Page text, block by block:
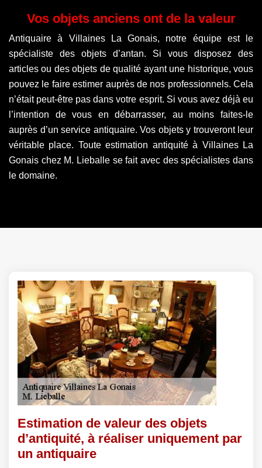
Vos objets anciens ont de la valeur
Antiquaire à Villaines La Gonais, notre équipe est le
spécialiste des objets d’antan. Si vous disposez des
articles ou des objets de qualité ayant une historique, vous
pouvez le faire estimer auprès de nos professionnels. Cela
n’était peut-être pas dans votre esprit. Si vous avez déjà eu
l’intention de vous en débarrasser, au moins faites-le
auprès d’un service antiquaire. Vos objets y trouveront leur
véritable place. Toute estimation antiquité à Villaines La
Gonais chez M. Lieballe se fait avec des spécialistes dans
le domaine.
Estimation de valeur des objets
d’antiquité, à réaliser uniquement par
un antiquaire